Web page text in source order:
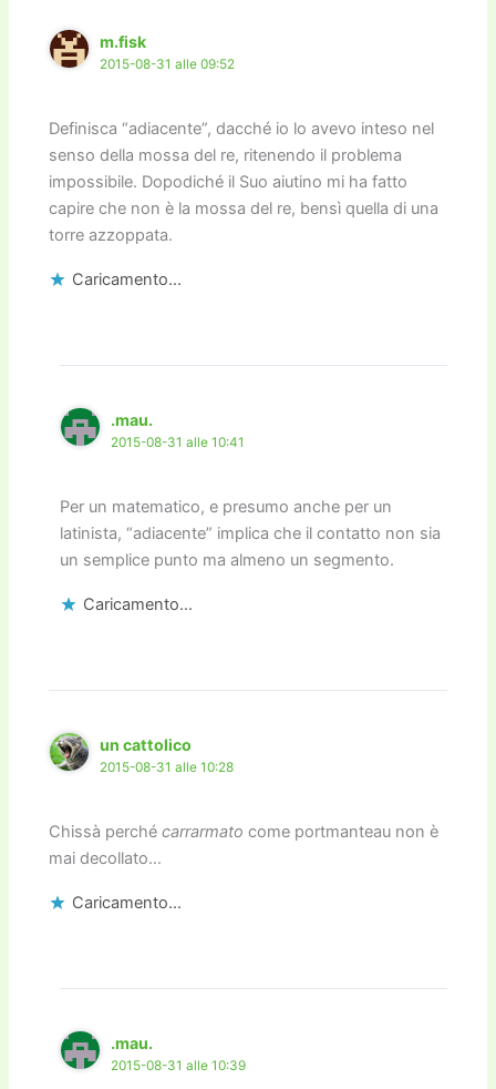
m.fisk
2015-08-31 alle 09:52
Definisca “adiacente”, dacché io lo avevo inteso nel
senso della mossa del re, ritenendo il problema
impossibile. Dopodiché il Suo aiutino mi ha fatto
capire che non è la mossa del re, bensì quella di una
torre azzoppata.
Caricamento...
.mau.
2015-08-31 alle 10:41
Per un matematico, e presumo anche per un
latinista, “adiacente” implica che il contatto non sia
un semplice punto ma almeno un segmento.
Caricamento...
un cattolico
2015-08-31 alle 10:28
Chissà perchécarrarmato come portmanteau non è
mai decollato…
Caricamento...
.mau.
2015-08-31 alle 10:39